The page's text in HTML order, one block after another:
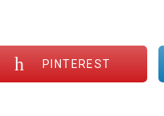
PINTEREST